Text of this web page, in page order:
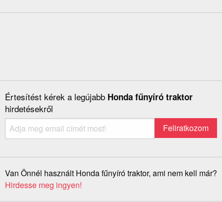
Értesítést kérek a legújabb Honda fűnyíró traktor
hirdetésekről
Van Önnél használt Honda fűnyíró traktor, ami nem kell már?
Hirdesse meg ingyen!